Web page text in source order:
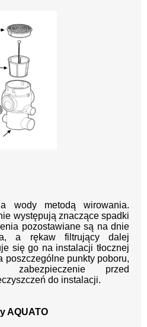
wody metodą wirowania.
występują znaczące spadki
pozostawiane są na dnie
a rękaw filtrujący dalej
się go na instalacji tłocznej
poszczególne punkty poboru,
zabezpieczenie przed
do instalacji.
AQUATO